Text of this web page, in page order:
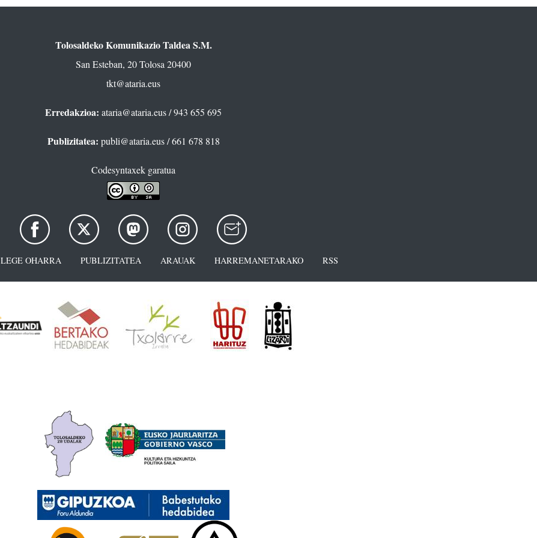
Tolosaldeko Komunikazio Taldea S.M.
San Esteban, 20 Tolosa 20400
tkt@ataria.eus
Erredakzioa: ataria@ataria.eus/ 943 655 695
Publizitatea: publi@ataria.eus/ 661 678 818
Codesyntaxek garatua
LEGE OHARRA PUBLIZITATEA ARAUAK HARREMANETARAKO RSS